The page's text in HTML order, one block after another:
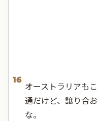
16
オーストラリアも
通だけど、譲り合
な。